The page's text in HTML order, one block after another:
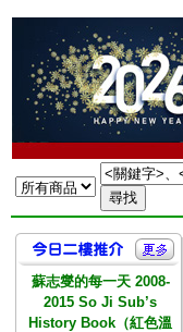
蘇志燮的每一天 2008-
2015 So Ji Sub’s
History Book（紅色溫